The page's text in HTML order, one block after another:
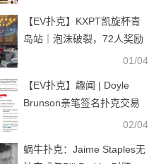
【EV扑克】KXPT凯旋杯青
岛站｜泡沫破裂，72人奖励
圈大门敞开，娄伟杰219万
01/04
【EV扑克】趣闻 | Doyle
Brunson亲笔签名扑克交易
卡以1603美元高价成交02/04
蜗牛扑克：Jaime Staples无